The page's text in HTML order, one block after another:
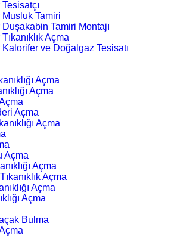
Musluk Tamiri
Duşakabin Tamiri Montajı
Açma
Kalorifer ve Doğalgaz Tesisatı
Açma
Açma
Açma
Açma
Açma
Açma
Açma
Açma
Açma
Bulma